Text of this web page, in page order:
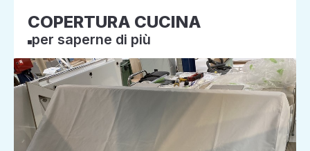
COPERTURA CUCINA
per saperne di più